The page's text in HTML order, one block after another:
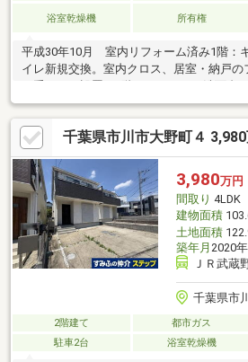
浴室乾燥機 所有権
平成30年10月 室内リフォーム済み1階：
イレ新規交換。室内クロス、居室・納戸の
クロス（一部のみ）、フローリング貼替え
り、眺望共に良好（富士山、東京スカイツ
す。）1階ＬＤＫ、洋室は結露等が起きに
帯住宅はもちろん、事務所併用住宅とし
けます。お子様の成長等に合わせて、約
ることも可能です。
千葉県市川市大野町４
3,980万円
間取り 4LDK
建物面積
土地面積
築年月 2020
ＪＲ武蔵
千葉県市
2階建て 都市ガス
駐車2台
浴室乾燥機